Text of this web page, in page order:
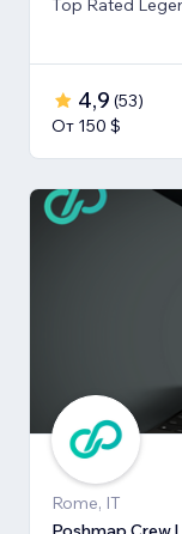
Top Rated
4,9 (53)
От 150 $
Rome, IT